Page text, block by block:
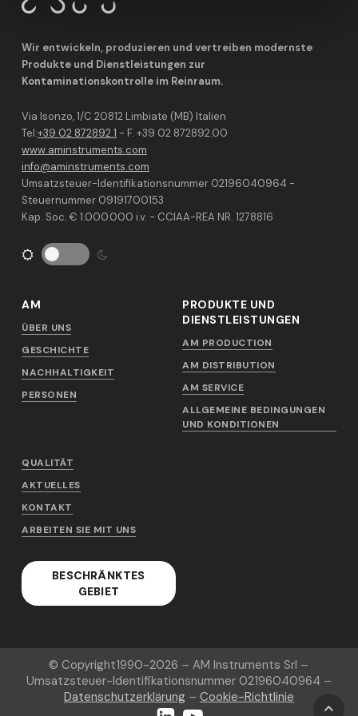
Wir entwickeln, produzieren und vertreiben modernste
Produkte und Dienstleistungen zur
Kontaminationskontrolle im Reinraum.
Via Isonzo, 1/C 20812 Limbiate (MB) Italien
Tel:+39 02 872892.1 - F. +39 02 872892.00
www.aminstruments.com
info@aminstruments.com
Umsatzsteuer-Identifikationsnummer 02196040964 -
Steuernummer 09191700153
Kap. Soc. € 1.000.000 i.v. - CCIAA-REA NR. 1278816
AM
ÜBER UNS
GESCHICHTE
NACHHALTIGKEIT
PERSONEN
PRODUKTE UND
DIENSTLEISTUNGEN
AM PRODUCTION
AM DISTRIBUTION
AM SERVICE
ALLGEMEINE BEDINGUNGEN
UND KONDITIONEN
QUALITÄT
AKTUELLES
KONTAKT
ARBEITEN SIE MIT UNS
BESCHRÄNKTES
GEBIET
© Copyright1990-2026 – AM Instruments Srl –
Umsatzsteuer-Identifikationsnummer 02196040964 –
Datenschutzerklärung– Cookie-Richtlinie
LinkedInYouTube